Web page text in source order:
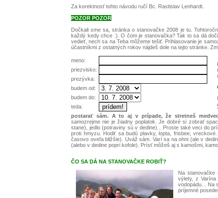
Za korektnosť tohto návodu ručí Bc. Rastislav Lenhardt.
POZOR POZOR
Dočkali sme sa, stránka o stanovačke 2008 je tu.
každý kedy chce :). O čom je stanovačka? Tak to sa dá
vedieť, nech sa na Teba môžeme tešiť. Prihlasovanie je
účastníkmi z ostatných rokov nájdeš dole na tejto stránke.
meno:
priezvisko:
prezývka:
budem od:
budem do:
teda:
postarať sám. A to aj v prípade, že stretneš
samozrejme nie je žiadny poplatok. Je dobré si zobrať
stane), jedlo (potraviny sú v dedine)... Proste také veci do
proti hmyzu. Hodiť sa budú plavky, lopta, frisbee,
časovo oveľa bližšie). Uváž sám. Varí sa na ohni (ale v
(alebo v dedine popri kofole). Prísť môžeš aj s kamošmi,
ČO SA DÁ NA STANOVAČKE ROBIŤ?
Na stanovačke
výlety, z
vodopádu... Na
príjemné